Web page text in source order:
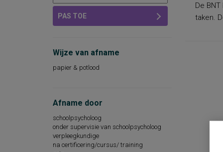
leeswoordenschat
persoonlijkheidsdimensies
taalbegrip
taalontwikkeling
intelligentie
arbeidstevredenheid
beginnende gecijferdheid, voorbereidende
rekenvaardigheid
begrijpend lezen op woord-, zins- en
tekstniveau
PAS TOE
Wijze van afname
papier & potlood
Afname door
schoolpsycholoog
onder supervisie van schoolpsycholoog
verpleegkundige
na certificering/cursus/ training
De
taken.